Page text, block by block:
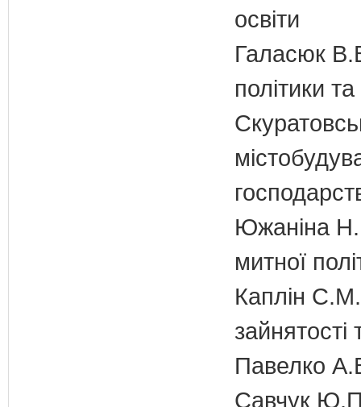
освіти
Галасюк
політики
Южаніна
митної
Каплін С.М.
зайнятості
Павелко
Савчук Ю.П.